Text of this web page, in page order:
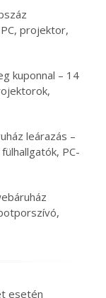
projektor,
kuponnal – 14
leárazás –
PC-
esetén